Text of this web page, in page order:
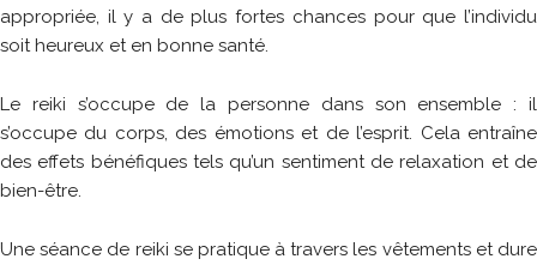
appropriée, il y a de plus fortes chances pour que l’individu
soit heureux et en bonne santé.
Le reiki s’occupe de la personne dans son ensemble : il
s’occupe du corps, des émotions et de l’esprit. Cela entraîne
des effets bénéfiques tels qu’un sentiment de relaxation et de
bien-être.
Une séance de reiki se pratique à travers les vêtements et dure